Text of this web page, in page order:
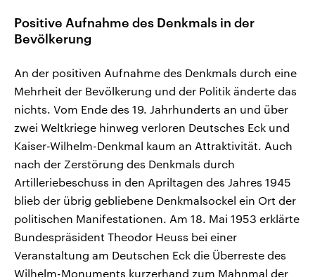
Positive Aufnahme des Denkmals in der
Bevölkerung
An der positiven Aufnahme des Denkmals durch eine
Mehrheit der Bevölkerung und der Politik änderte das
nichts. Vom Ende des 19. Jahrhunderts an und über
zwei Weltkriege hinweg verloren Deutsches Eck und
Kaiser-Wilhelm-Denkmal kaum an Attraktivität. Auch
nach der Zerstörung des Denkmals durch
Artilleriebeschuss in den Apriltagen des Jahres 1945
blieb der übrig gebliebene Denkmalsockel ein Ort der
politischen Manifestationen. Am 18. Mai 1953 erklärte
Bundespräsident Theodor Heuss bei einer
Veranstaltung am Deutschen Eck die Überreste des
Wilhelm-Monuments kurzerhand zum Mahnmal der